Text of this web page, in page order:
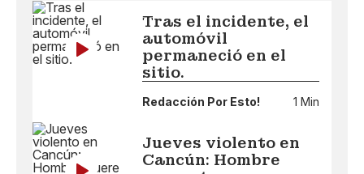
Tras el incidente, el
automóvil
permaneció en el
sitio.
Redacción Por Esto! 1 Min
Jueves violento en
Cancún: Hombre